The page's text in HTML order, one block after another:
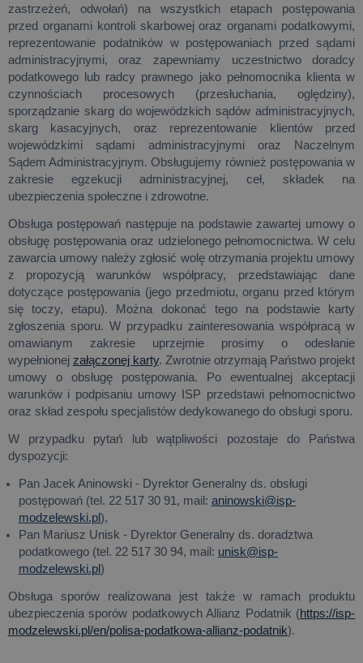
zastrzeżeń, odwołań) na wszystkich etapach postępowania
przed organami kontroli skarbowej oraz organami podatkowymi,
reprezentowanie podatników w postępowaniach przed sądami
administracyjnymi, oraz zapewniamy uczestnictwo doradcy
podatkowego lub radcy prawnego jako pełnomocnika klienta w
czynnościach procesowych (przesłuchania, oględziny),
sporządzanie skarg do wojewódzkich sądów administracyjnych,
skarg kasacyjnych, oraz reprezentowanie klientów przed
wojewódzkimi sądami administracyjnymi oraz Naczelnym
Sądem Administracyjnym. Obsługujemy również postępowania w
zakresie egzekucji administracyjnej, ceł, składek na
ubezpieczenia społeczne i zdrowotne.
Obsługa postępowań następuje na podstawie zawartej umowy o
obsługę postępowania oraz udzielonego pełnomocnictwa. W celu
zawarcia umowy należy zgłosić wolę otrzymania projektu umowy
z propozycją warunków współpracy, przedstawiając dane
dotyczące postępowania (jego przedmiotu, organu przed którym
się toczy, etapu). Można dokonać tego na podstawie karty
zgłoszenia sporu. W przypadku zainteresowania współpracą w
omawianym zakresie uprzejmie prosimy o odesłanie
wypełnionej załączonej karty. Zwrotnie otrzymają Państwo projekt
umowy o obsługę postępowania. Po ewentualnej akceptacji
warunków i podpisaniu umowy ISP przedstawi pełnomocnictwo
oraz skład zespołu specjalistów dedykowanego do obsługi sporu.
W przypadku pytań lub wątpliwości pozostaje do Państwa
dyspozycji:
Pan Jacek Aninowski - Dyrektor Generalny ds. obsługi
postępowań (tel. 22 517 30 91, mail: aninowski@isp-
modzelewski.pl),
Pan Mariusz Unisk - Dyrektor Generalny ds. doradztwa
podatkowego (tel. 22 517 30 94, mail: unisk@isp-
modzelewski.pl)
Obsługa sporów realizowana jest także w ramach produktu
ubezpieczenia sporów podatkowych Allianz Podatnik (https://isp-
modzelewski.pl/en/polisa-podatkowa-allianz-podatnik).